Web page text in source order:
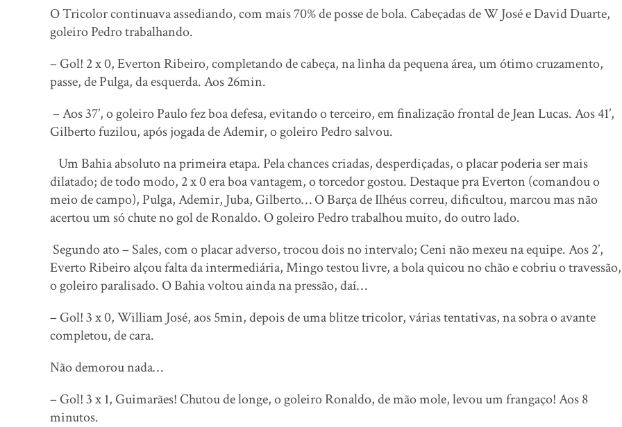
O Tricolor continuava assediando, com mais 70% de posse de bola. Cabeçadas de W José e David Duarte,
goleiro Pedro trabalhando.
– Gol! 2 x 0, Everton Ribeiro, completando de cabeça, na linha da pequena área, um ótimo cruzamento,
passe, de Pulga, da esquerda. Aos 26min.
– Aos 37’, o goleiro Paulo fez boa defesa, evitando o terceiro, em finalização frontal de Jean Lucas. Aos 41’,
Gilberto fuzilou, após jogada de Ademir, o goleiro Pedro salvou.
Um Bahia absoluto na primeira etapa. Pela chances criadas, desperdiçadas, o placar poderia ser mais
dilatado; de todo modo, 2 x 0 era boa vantagem, o torcedor gostou. Destaque pra Everton (comandou o
meio de campo), Pulga, Ademir, Juba, Gilberto… O Barça de Ilhéus correu, dificultou, marcou mas não
acertou um só chute no gol de Ronaldo. O goleiro Pedro trabalhou muito, do outro lado.
Segundo ato – Sales, com o placar adverso, trocou dois no intervalo; Ceni não mexeu na equipe. Aos 2’,
Everto Ribeiro alçou falta da intermediária, Mingo testou livre, a bola quicou no chão e cobriu o travessão,
o goleiro paralisado. O Bahia voltou ainda na pressão, daí…
– Gol! 3 x 0, William José, aos 5min, depois de uma blitze tricolor, várias tentativas, na sobra o avante
completou, de cara.
Não demorou nada…
– Gol! 3 x 1, Guimarães! Chutou de longe, o goleiro Ronaldo, de mão mole, levou um frangaço! Aos 8
minutos.